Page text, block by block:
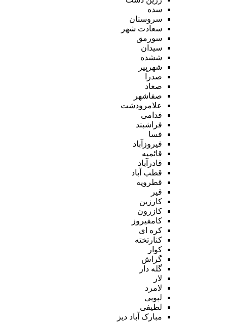
سده
سروستان
سعادت شهر
سورمق
سیدان
ششده
شهرپیر
صدرا
صغاد
صفاشهر
علامرودشت
فدامی
فراشبند
فسا
فیروزآباد
قائمیه
قادرآباد
قطب آباد
قطرویه
قیر
کارزین
کازرون
کامفیروز
کره ای
کنارتخته
کوار
گراش
گله دار
لار
لامرد
لپویی
لطیفی
مبارک آباد دیز